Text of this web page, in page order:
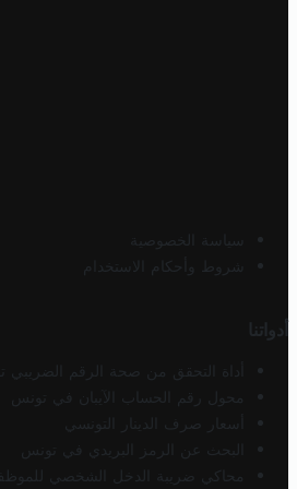
سياسة الخصوصية
شروط وأحكام الاستخدام
أدواتنا
أداة التحقق من صحة الرقم الضريبي
محول رقم الحساب الآيبان في تونس
أسعار صرف الدينار التونسي
البحث عن الرمز البريدي في تونس
محاكي ضريبة الدخل الشخصي